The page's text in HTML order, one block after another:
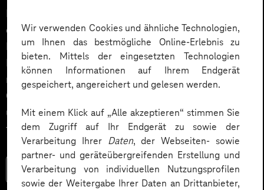
Wir verwenden Cookies und ähnliche Technologien,
um Ihnen das bestmögliche Online-Erlebnis zu
bieten. Mittels der eingesetzten Technologien
können Informationen auf Ihrem Endgerät
gespeichert, angereichert und gelesen werden.
Mit einem Klick auf „Alle akzeptieren“ stimmen Sie
dem Zugriff auf Ihr Endgerät zu sowie der
Verarbeitung Ihrer Daten, der Webseiten- sowie
partner- und geräteübergreifenden Erstellung und
Verarbeitung von individuellen Nutzungsprofilen
sowie der Weitergabe Ihrer Daten an Drittanbieter,
KI‑Agenten im HR sind mehr als Chatbots: Sie
orchestrieren Prozesse entlang der gesamten
Employee Journey und schaffen messbaren Business
Impact. Der Beitrag zeigt konkrete Use Cases,
relevante KPIs für den Mittelstand sowie
Governance‑Leitplanken zu EU AI Act und DSGVO –
und liefert ein praxisnahes Priorisierungsframework
für HR‑Entscheider*innen.
Mehr lesen